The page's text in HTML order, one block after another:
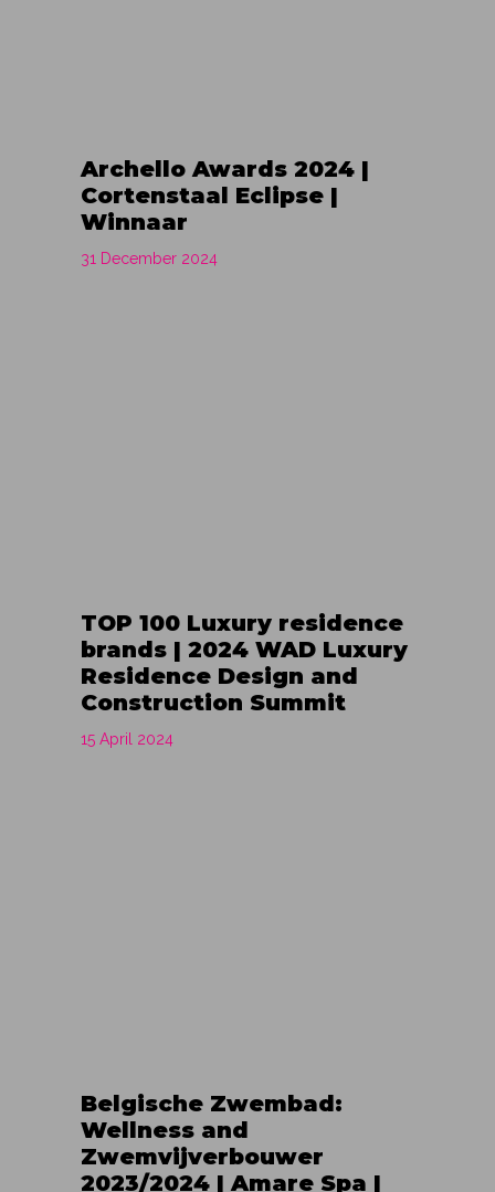
Archello Awards 2024 |
Cortenstaal Eclipse |
Winnaar
31 December 2024
TOP 100 Luxury residence
brands | 2024 WAD Luxury
Residence Design and
Construction Summit
15 April 2024
Belgische Zwembad:
Wellness and
Zwemvijverbouwer
2023/2024 | Amare Spa |